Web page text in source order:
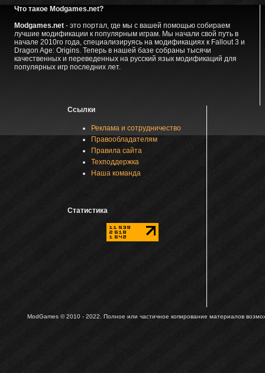
Что такое Modgames.net?
Modgames.net- это портал, где мы с вашей помощью собираем
лучшие модификации к популярным играм. Мы начали свой путь в
начале 2010го года, специализируясь на модификациях к Fallout 3 и
Dragon Age: Origins. Теперь в нашей базе собраны тысячи
качественных и переведенных на русский язык модификаций для
популярных игр последних лет.
Ссылки
Реклама и сотрудничество
Правообладателям
Правила сайта
Техподдержка
Наша команда
Статистика
ModGames © 2010 - 2022. Полное или частичное копирование материалов